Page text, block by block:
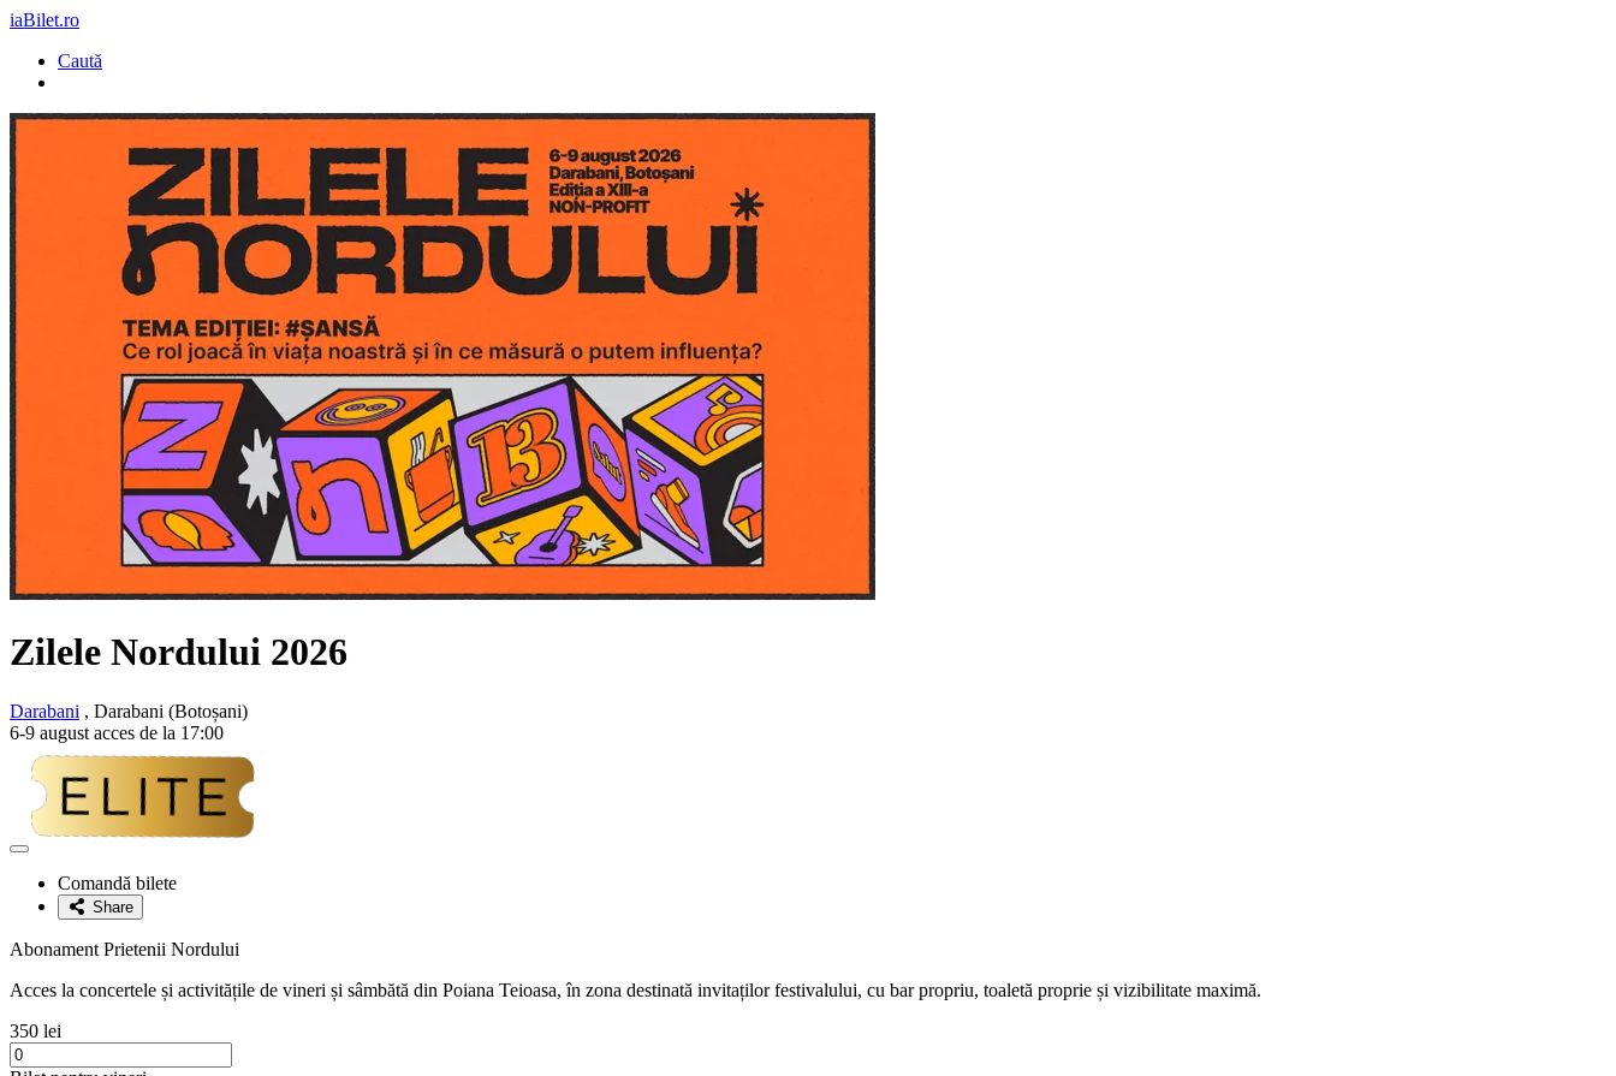
iaBilet.ro
Caută
Zilele Nordului 2026
Darabani , Darabani (Botoșani)
6-9 august acces de la 17:00
Adaugă
favoriteComandă bilete
Share
Abonament Prietenii Nordului
Acces la concertele și activitățile de vineri și sâmbătă din Poiana Teioasa, în zona destinată invitaților festivalului, cu bar propriu, toaletă proprie și vizibilitate maximă.
350 lei